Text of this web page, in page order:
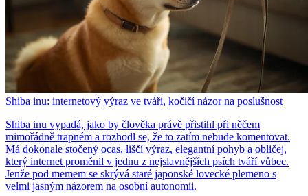
Shiba inu: internetový výraz ve tváři, kočičí názor na poslušnost
Shiba inu vypadá, jako by člověka právě přistihl při něčem
mimořádně trapném a rozhodl se, že to zatím nebude komentovat.
Má dokonale stočený ocas, liščí výraz, elegantní pohyb a obličej,
který internet proměnil v jednu z nejslavnějších psích tváří vůbec.
Jenže pod memem se skrývá staré japonské lovecké plemeno s
velmi jasným názorem na osobní autonomii.